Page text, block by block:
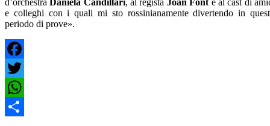
e colleghi con i quali mi sto rossinianamente divertendo in
periodo di prove».
Facebook
Twitter
WhatsApp